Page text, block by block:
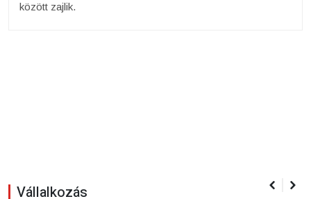
között zajlik.
Vállalkozás